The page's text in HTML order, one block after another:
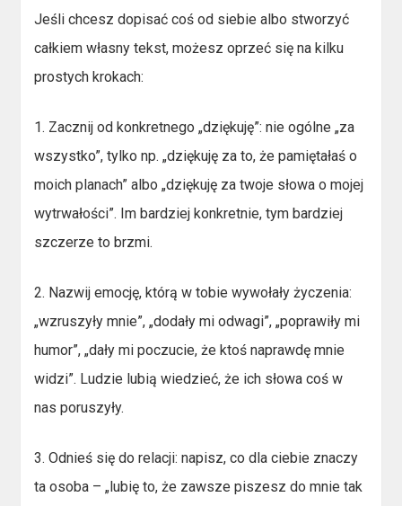
Jeśli chcesz dopisać coś od siebie albo stworzyć
całkiem własny tekst, możesz oprzeć się na kilku
prostych krokach:
1. Zacznij od konkretnego „dziękuję”: nie ogólne „za
wszystko”, tylko np. „dziękuję za to, że pamiętałaś o
moich planach” albo „dziękuję za twoje słowa o mojej
wytrwałości”. Im bardziej konkretnie, tym bardziej
szczerze to brzmi.
2. Nazwij emocję, którą w tobie wywołały życzenia:
„wzruszyły mnie”, „dodały mi odwagi”, „poprawiły mi
humor”, „dały mi poczucie, że ktoś naprawdę mnie
widzi”. Ludzie lubią wiedzieć, że ich słowa coś w
nas poruszyły.
3. Odnieś się do relacji: napisz, co dla ciebie znaczy
ta osoba – „lubię to, że zawsze piszesz do mnie tak